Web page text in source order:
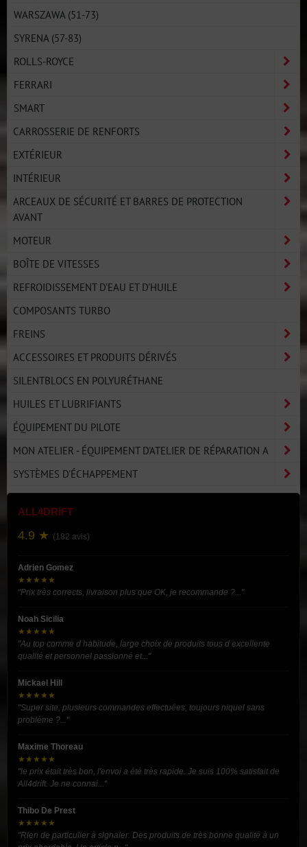
WARSZAWA (51-73)
SYRENA (57-83)
ROLLS-ROYCE
FERRARI
SMART
CARROSSERIE DE RENFORTS
EXTÉRIEUR
INTÉRIEUR
ARCEAUX DE SÉCURITÉ ET BARRES DE PROTECTION
AVANT
MOTEUR
BOÎTE DE VITESSES
REFROIDISSEMENT D'EAU ET D'HUILE
COMPOSANTS TURBO
FREINS
ACCESSOIRES ET PRODUITS DÉRIVÉS
SILENTBLOCS EN POLYURÉTHANE
HUILES ET LUBRIFIANTS
ÉQUIPEMENT DU PILOTE
MON ATELIER - ÉQUIPEMENT D'ATELIER DE RÉPARATION A
SYSTÈMES D'ÉCHAPPEMENT
ALL4DRIFT
4.9 ★ (182 avis)
Adrien Gomez
★★★★★
"Prix très corrects, livraison plus que OK, je recommande ?..."
Noah Sicilia
★★★★★
"Au top comme d habitude, large choix de produits tous d excellente
qualité et personnel passionné et..."
Mickael Hill
★★★★★
"Super site, plusieurs commandes effectuées, toujours niquel sans
problème ?..."
Maxime Thoreau
★★★★★
"le prix était très bon, l'envoi a été très rapide. Je suis 100% satisfait de
All4drift. Je ne connai..."
Thibo De Prest
★★★★★
"Rien de particulier à signaler. Des produits de très bonne qualité à un